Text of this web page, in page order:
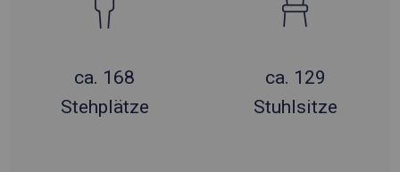
ca. 168
Stehplätze
ca. 129
Stuhlsitze